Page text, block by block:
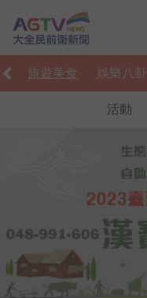
旅遊美食 娛樂八卦
活動